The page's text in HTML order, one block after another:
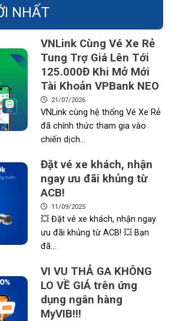
NHẤT
VNLink Cùng Vé Xe Rẻ
Tung Trợ Giá Lên Tới
125.000Đ Khi Mở Mới
Tài Khoản VPBank NEO
21/07/2026
VNLink cùng hệ thống Vé Xe Rẻ
đã chính thức tham gia vào
chiến dịch...
Đặt vé xe khách, nhận
ngay ưu đãi khủng từ
ACB!
11/09/2025
💥 Đặt vé xe khách, nhận ngay
ưu đãi khủng từ ACB! 💥 Bạn
đã...
VI VU THẢ GA KHÔNG
LO VỀ GIÁ trên ứng
dụng ngân hàng
MyVIB!!!